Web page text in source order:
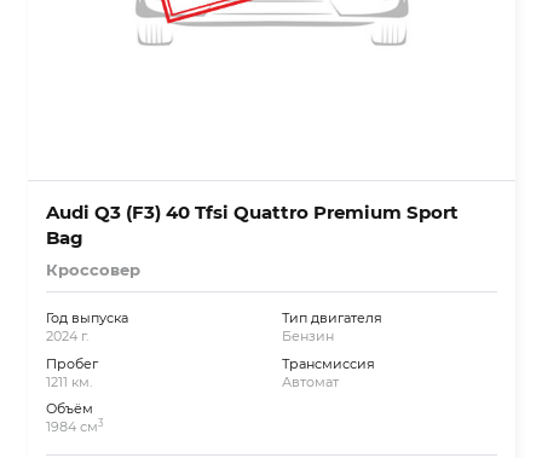
Audi Q3 (F3) 40 Tfsi Quattro Premium Sport
Bag
Кроссовер
Год выпуска
2024 г.
Пробег
1211 км.
Объём
1984 см3
Тип двигателя
Бензин
Трансмиссия
Автомат